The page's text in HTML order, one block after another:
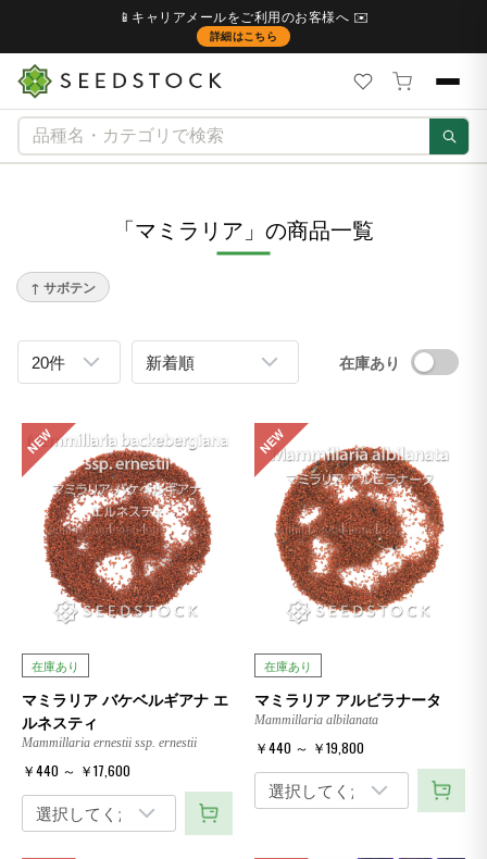
📱キャリアメールをご利用のお客様へ ✉️
詳細はこちら
「マミラリア」の商品一覧
↑ サボテン
在庫あり
NEW
在庫あり
マミラリア バケベルギアナ エ
ルネスティ
Mammillaria ernestii ssp. ernestii
￥440 ～ ￥17,600
NEW
在庫あり
マミラリア アルビラナータ
Mammillaria albilanata
￥440 ～ ￥19,800